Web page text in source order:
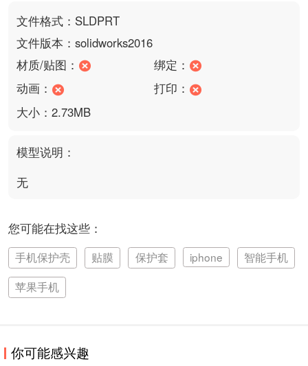
文件格式：SLDPRT
文件版本：solidworks2016
材质/贴图：
绑定：
动画：
打印：
大小：2.73MB
模型说明：
无
您可能在找这些：
手机保护壳 贴膜 保护套 iphone
智能手机
苹果手机
你可能感兴趣